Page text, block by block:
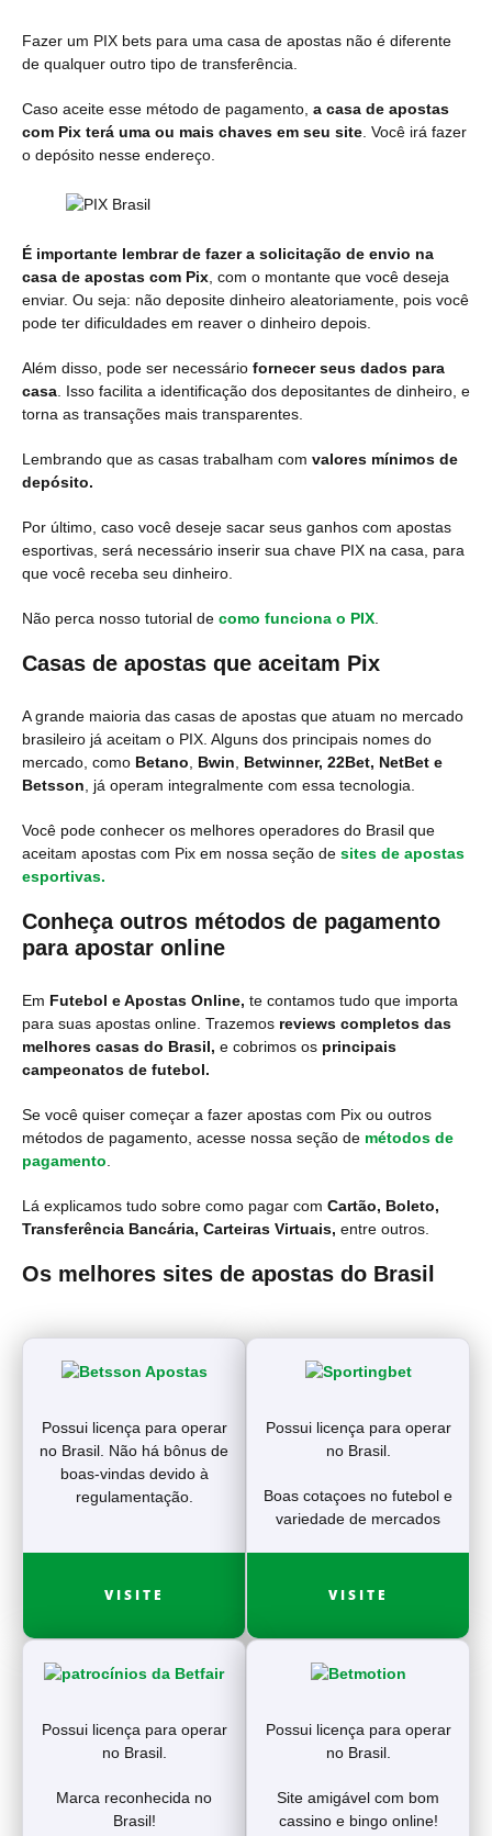
Fazer um PIX bets para uma casa de apostas não é diferente
de qualquer outro tipo de transferência.
Caso aceite esse método de pagamento, a casa de apostas
com Pix terá uma ou mais chaves em seu site . Você irá fazer
o depósito nesse endereço.
É importante lembrar de fazer a solicitação de envio na
casa de apostas com Pix , com o montante que você deseja
enviar. Ou seja: não deposite dinheiro aleatoriamente, pois você
pode ter dificuldades em reaver o dinheiro depois.
Além disso, pode ser necessário fornecer seus dados para
casa . Isso facilita a identificação dos depositantes de dinheiro, e
torna as transações mais transparentes.
Lembrando que as casas trabalham com valores mínimos de
depósito.
Por último, caso você deseje sacar seus ganhos com apostas
esportivas, será necessário inserir sua chave PIX na casa, para
que você receba seu dinheiro.
Não perca nosso tutorial de como funciona o PIX
Casas de apostas que aceitam Pix
A grande maioria das casas de apostas que atuam no mercado
brasileiro já aceitam o PIX. Alguns dos principais nomes do
mercado, como Betano Bwin
Betwinner, 22Bet, NetBet e
Betsson , já operam integralmente com essa tecnologia.
Você pode conhecer os melhores operadores do Brasil que
aceitam apostas com Pix em nossa seção de sites de apostas
esportivas.
Conheça outros métodos de pagamento
para apostar online
Em Futebol e Apostas Online, te contamos tudo que importa
para suas apostas online. Trazemos reviews completos das
melhores casas do Brasil, e cobrimos os principais
campeonatos de futebol.
Se você quiser começar a fazer apostas com Pix ou outros
métodos de pagamento, acesse nossa seção de métodos de
pagamento
Lá explicamos tudo sobre como pagar com Cartão, Boleto,
Transferência Bancária, Carteiras Virtuais, entre outros.
Os melhores sites de apostas do Brasil
Possui licença para operar
no Brasil. Não há bônus de
boas-vindas devido à
regulamentação.
VISITE
Possui licença para operar
no Brasil.
Boas cotaçoes no futebol e
variedade de mercados
VISITE
Possui licença para operar
no Brasil.
Marca reconhecida no
Brasil!
Possui licença para operar
no Brasil.
Site amigável com bom
cassino e bingo online!